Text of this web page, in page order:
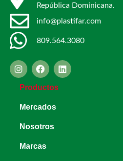
República Dominicana.
info@plastifar.com
809.564.3080
Productos
Mercados
Nosotros
Marcas